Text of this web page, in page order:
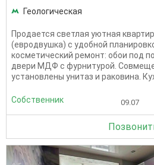
Геологическая
Продается светлая уютная
(евродвушка) с удобной
косметический ремонт: обои под
двери МДФ с фурнитурой.
установлены унитаз и раковина.
Собственник 09.07